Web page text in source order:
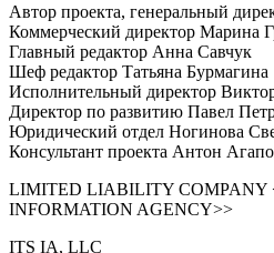
Автор проекта, генеральный
Коммерческий директор Марина
Главный редактор Анна Савчук
Шеф редактор Татьяна Бурмагина
Исполнительный директор
Директор по развитию Павел
Юридический отдел Ногинова
Консультант проекта Антон
LIMITED LIABILITY COMPANY
INFORMATION AGENCY>>
ITS IA, LLC